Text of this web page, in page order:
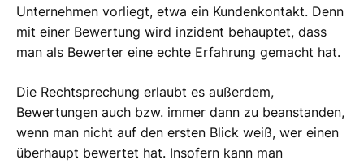
Unternehmen vorliegt, etwa ein Kundenkontakt. Denn
mit einer Bewertung wird inzident behauptet, dass
man als Bewerter eine echte Erfahrung gemacht hat.
Die Rechtsprechung erlaubt es außerdem,
Bewertungen auch bzw. immer dann zu beanstanden,
wenn man nicht auf den ersten Blick weiß, wer einen
überhaupt bewertet hat. Insofern kann man